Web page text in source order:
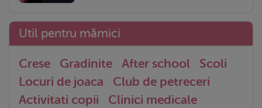
Util pentru mămici
Crese Gradinite After school
Scoli
Locuri de joaca
Club de petreceri
Activitati copii
Clinici medicale